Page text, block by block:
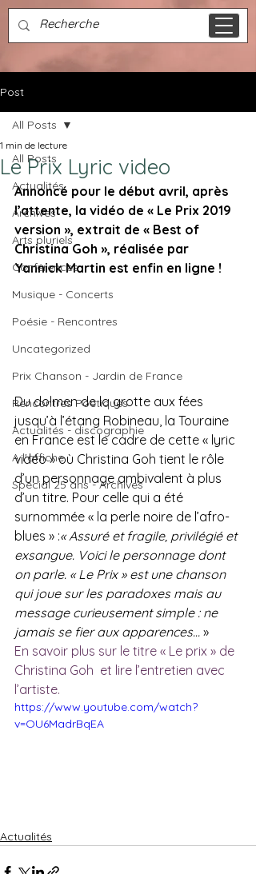
Post
All Posts
Actualités
Archives
Arts pluriels
Conférences
Musique - Concerts
Poésie - Rencontres
Uncategorized
Prix Chanson - Jardin de France
Rencontres Poétiques
Actualités - discographie
A l'affiche
Spécial 25 ans - Archives
All Posts
Le Prix Lyric video
1 min de lecture
Annoncé pour le début avril, après
l’attente, la vidéo de « Le Prix 2019
version », extrait de « Best of
Christina Goh », réalisée par
Yannick Martin est enfin en ligne !
Du dolmen de la grotte aux fées
jusqu’à l’étang Robineau, la Touraine
en France est le cadre de cette « lyric
vidéo » où Christina Goh tient le rôle
d’un personnage ambivalent à plus
d’un titre. Pour celle qui a été
surnommée « la perle noire de l’afro-
blues » :« Assuré et fragile, privilégié et
exsangue. Voici le personnage dont
on parle. « Le Prix » est une chanson
qui joue sur les paradoxes mais au
message curieusement simple : ne
jamais se fier aux apparences… »
En savoir plus sur le titre « Le prix » de
Christina Goh  et lire l’entretien avec
l’artiste.
https://www.youtube.com/watch?
v=OU6MadrBqEA
Actualités